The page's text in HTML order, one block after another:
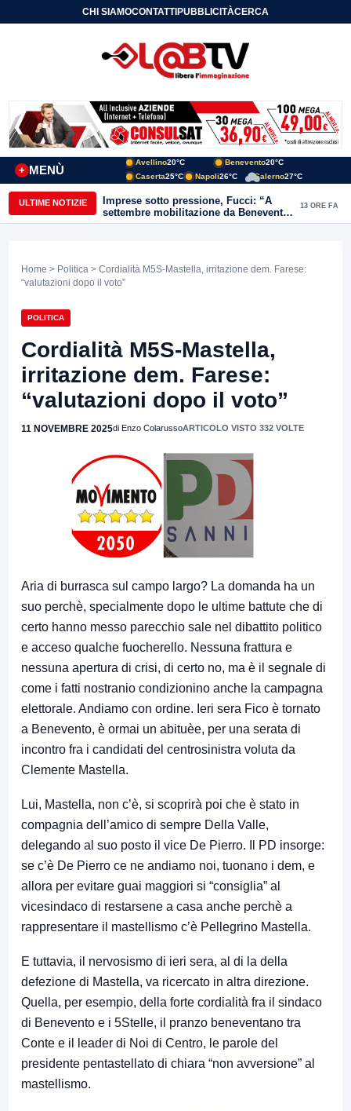
CHI SIAMOCONTATTIPUBBLICITÀCERCA
MENÙ
+
Avellino20°C Benevento20°C
Caserta25°C Napoli26°C Salerno27°C
ULTIME NOTIZIE
Imprese sotto pressione, Fucci: “A
settembre mobilitazione da Benevento
e Avellino”
13 ORE FA
Home > Politica > Cordialità M5S-Mastella, irritazione dem. Farese:
“valutazioni dopo il voto”
POLITICA
Cordialità M5S-Mastella,
irritazione dem. Farese:
“valutazioni dopo il voto”
11 NOVEMBRE 2025di Enzo ColarussoARTICOLO VISTO 332 VOLTE
Aria di burrasca sul campo largo? La domanda ha un
suo perchè, specialmente dopo le ultime battute che di
certo hanno messo parecchio sale nel dibattito politico
e acceso qualche fuocherello. Nessuna frattura e
nessuna apertura di crisi, di certo no, ma è il segnale di
come i fatti nostranio condizionino anche la campagna
elettorale. Andiamo con ordine. Ieri sera Fico è tornato
a Benevento, è ormai un abituèe, per una serata di
incontro fra i candidati del centrosinistra voluta da
Clemente Mastella.
Lui, Mastella, non c’è, si scoprirà poi che è stato in
compagnia dell’amico di sempre Della Valle,
delegando al suo posto il vice De Pierro. Il PD insorge:
se c’è De Pierro ce ne andiamo noi, tuonano i dem, e
allora per evitare guai maggiori si “consiglia” al
vicesindaco di restarsene a casa anche perchè a
rappresentare il mastellismo c’è Pellegrino Mastella.
E tuttavia, il nervosismo di ieri sera, al di la della
defezione di Mastella, va ricercato in altra direzione.
Quella, per esempio, della forte cordialità fra il sindaco
di Benevento e i 5Stelle, il pranzo beneventano tra
Conte e il leader di Noi di Centro, le parole del
presidente pentastellato di chiara “non avversione” al
mastellismo.